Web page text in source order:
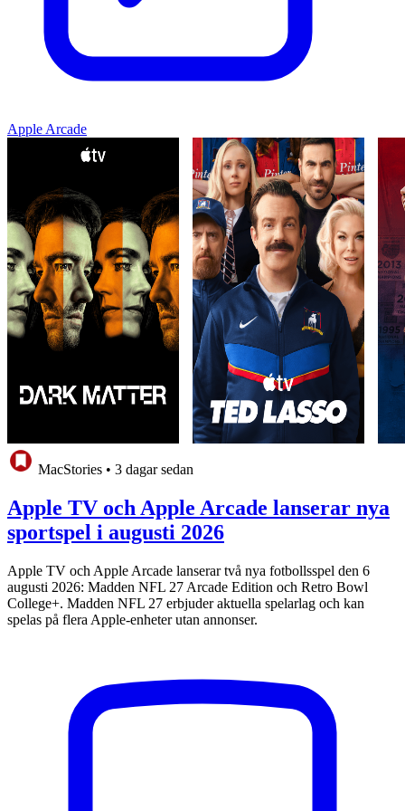
Apple Arcade
MacStories • 3 dagar sedan
Apple TV och Apple Arcade lanserar nya
sportspel i augusti 2026
Apple TV och Apple Arcade lanserar två nya fotbollsspel den 6
augusti 2026: Madden NFL 27 Arcade Edition och Retro Bowl
College+. Madden NFL 27 erbjuder aktuella spelarlag och kan
spelas på flera Apple-enheter utan annonser.